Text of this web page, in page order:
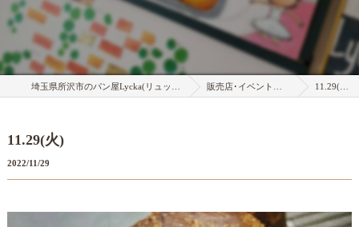
販売店･イベント情報 11.29(火)
11.29(火)
2022/11/29